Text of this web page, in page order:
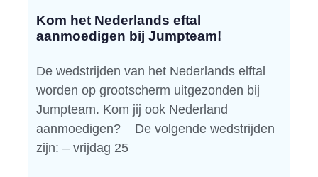
Kom het Nederlands eftal
aanmoedigen bij Jumpteam!
De wedstrijden van het Nederlands elftal
worden op grootscherm uitgezonden bij
Jumpteam. Kom jij ook Nederland
aanmoedigen? De volgende wedstrijden
zijn: – vrijdag 25